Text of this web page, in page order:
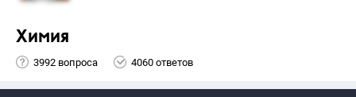
Химия
3992 вопроса 4060 ответов